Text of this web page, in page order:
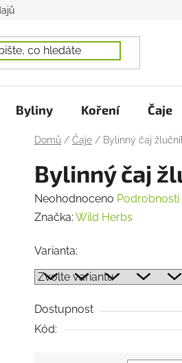
Byliny Koření Čaje
Domů / Čaje / Bylinný čaj
Bylinný čaj
Průměrné
hodnocení
je
0,0
5
hvězdiček.
Neohodnoceno
Značka: Wild Herbs
Varianta:
Dostupnost
Kód: